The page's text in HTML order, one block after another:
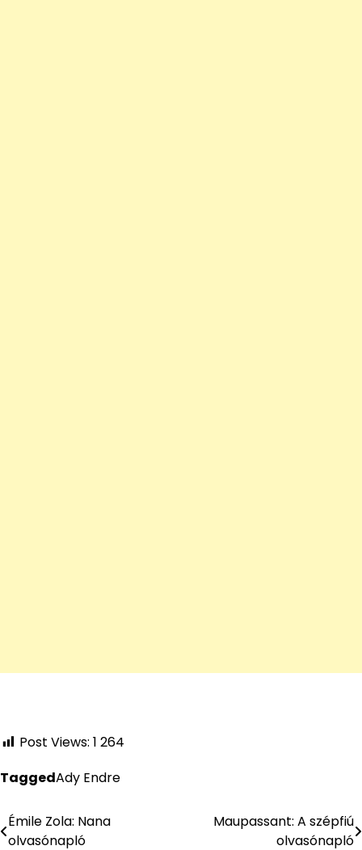
Post Views: 1 264
TaggedAdy Endre
Bejegyzés
Émile Zola: Nana
olvasónapló
Maupassant: A szépfiú
olvasónapló